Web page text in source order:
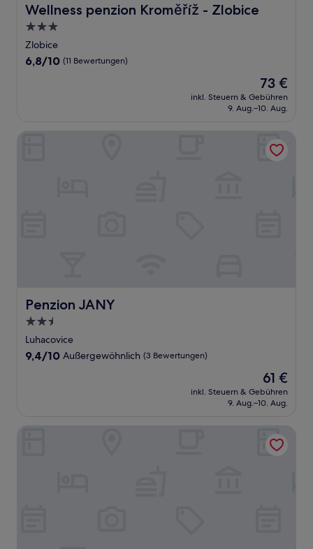
Wellness penzion Kroměříž - Zlobice
Wellness penzion Kroměříž - Zlobice
3.0-
Sterne-
Unterkunft
Zlobice
6.8
6,8/10 (11 Bewertungen)
Der
Preis
beträgt
73 €
inkl. Steuern & Gebühren
9. Aug.–10. Aug.
Penzion JANY
Penzion JANY
2.5-
Sterne-
Unterkunft
Luhacovice
9.4
9,4/10 Außergewöhnlich (3 Bewertungen)
Der
Preis
beträgt
61 €
inkl. Steuern & Gebühren
9. Aug.–10. Aug.